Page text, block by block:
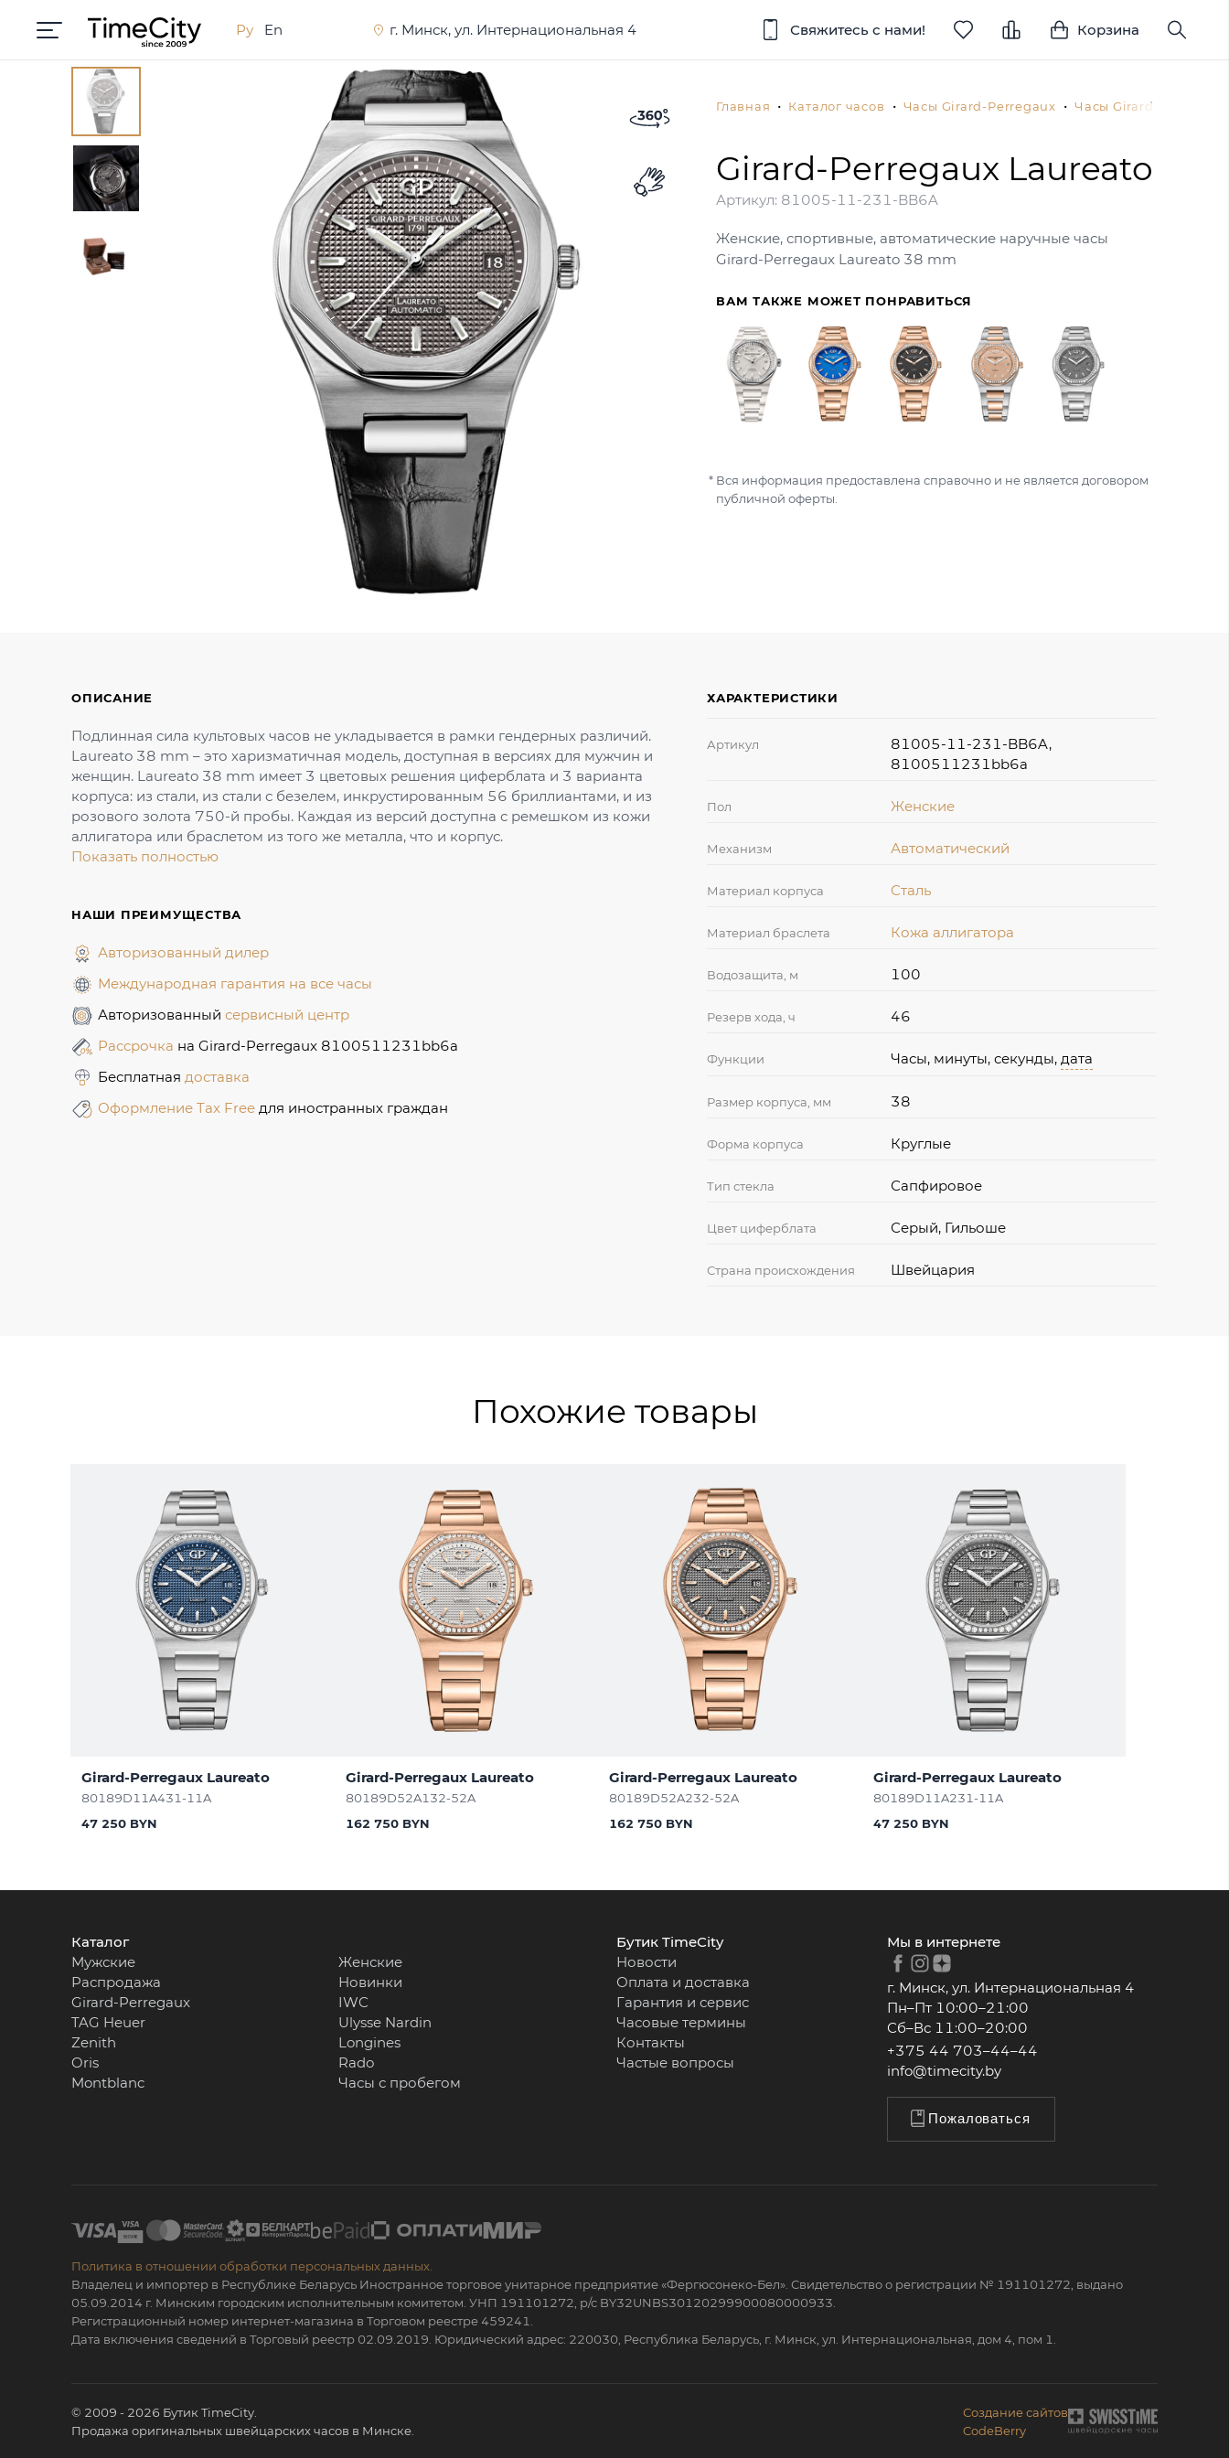
Ру En г. Минск, ул. Интернациональная 4 Свяжитесь с нами! Корзина
Главная Каталог часов Часы Girard-Perregaux Часы Girard-Perregaux
Girard-Perregaux Laureato
Артикул: 81005-11-231-BB6A
Женские, спортивные, автоматические наручные часы
Girard-Perregaux Laureato 38 mm
ВАМ ТАКЖЕ МОЖЕТ ПОНРАВИТЬСЯ
Вся информация предоставлена справочно и не является договором
публичной оферты.
ОПИСАНИЕ
Подлинная сила культовых часов не укладывается в рамки гендерных различий.
Laureato 38 mm – это харизматичная модель, доступная в версиях для мужчин и
женщин. Laureato 38 mm имеет 3 цветовых решения циферблата и 3 варианта
корпуса: из стали, из стали с безелем, инкрустированным 56 бриллиантами, и из
розового золота 750-й пробы. Каждая из версий доступна с ремешком из кожи
аллигатора или браслетом из того же металла, что и корпус.
Показать полностью
НАШИ ПРЕИМУЩЕСТВА
Авторизованный дилер
Международная гарантия на все часы
Авторизованный сервисный центр
Рассрочка на Girard-Perregaux 8100511231bb6a
Бесплатная доставка
Оформление Tax Free для иностранных граждан
ХАРАКТЕРИСТИКИ
Артикул
81005-11-231-BB6A,
8100511231bb6a
Пол Женские
Механизм Автоматический
Материал корпуса Сталь
Материал браслета Кожа аллигатора
Водозащита, м 100
Резерв хода, ч 46
Функции Часы, минуты, секунды, дата
Размер корпуса, мм 38
Форма корпуса Круглые
Тип стекла Сапфировое
Цвет циферблата Серый, Гильоше
Страна происхождения Швейцария
Похожие товары
Girard-Perregaux Laureato
80189D11A431-11A
47 250 BYN
Girard-Perregaux Laureato
80189D52A132-52A
162 750 BYN
Girard-Perregaux Laureato
80189D52A232-52A
162 750 BYN
Girard-Perregaux Laureato
80189D11A231-11A
47 250 BYN
Каталог
Мужские
Женские
Распродажа
Новинки
Girard-Perregaux
IWC
TAG Heuer
Ulysse Nardin
Zenith
Longines
Oris
Rado
Montblanc
Часы с пробегом
Бутик TimeCity
Новости
Оплата и доставка
Гарантия и сервис
Часовые термины
Контакты
Частые вопросы
Мы в интернете
г. Минск, ул. Интернациональная 4
Пн–Пт 10:00–21:00
Сб–Вс 11:00–20:00
+375 44 703–44–44
info@timecity.by
Пожаловаться
Политика в отношении обработки персональных данных.
Владелец и импортер в Республике Беларусь Иностранное торговое унитарное предприятие «Фергюсонеко-Бел». Свидетельство о регистрации № 191101272, выдано
05.09.2014 г. Минским городским исполнительным комитетом. УНП 191101272, р/с BY32UNBS30120299900080000933.
Регистрационный номер интернет-магазина в Торговом реестре 459241.
Дата включения сведений в Торговый реестр 02.09.2019. Юридический адрес: 220030, Республика Беларусь, г. Минск, ул. Интернациональная, дом 4, пом 1.
© 2009 - 2026 Бутик TimeCity.
Продажа оригинальных швейцарских часов в Минске.
Создание сайтов
CodeBerry